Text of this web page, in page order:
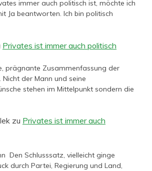
immer auch politisch ist, möchte ich
Ja beantworten. Ich bin politisch
Privates ist immer auch politisch
prägnante Zusammenfassung der
der Mann und seine
stehen im Mittelpunkt sondern die
zu Privates ist immer auch
Den Schlusssatz, vielleicht ginge
durch Partei, Regierung und Land,